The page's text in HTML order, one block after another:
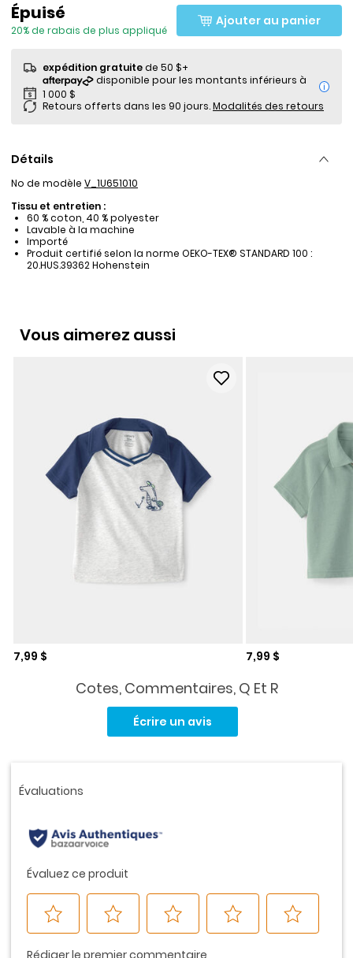
Prix de solde
Épuisé
20% de rabais de plus appliqué
Ajouter au panier
expédition gratuitede 50 $+
i
Retours offerts dans les 90 jours.Modalités des retours
Détails
No de modèle V_1U651010
Tissu et entretien :
60 % coton, 40 % polyester
Lavable à la machine
Importé
Produit certifié selon la norme OEKO-TEX® STANDARD 100 :
20.HUS.39362 Hohenstein
Vous aimerez aussi
Prix de solde
7,99 $ Prix de solde
7,99 $
Cotes, Commentaires, Q Et R
la
Écrire un avis